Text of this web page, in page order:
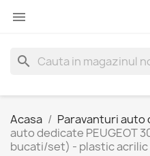

search
Acasa Paravanturi auto
auto dedicate PEUGEOT
bucati/set) - plastic